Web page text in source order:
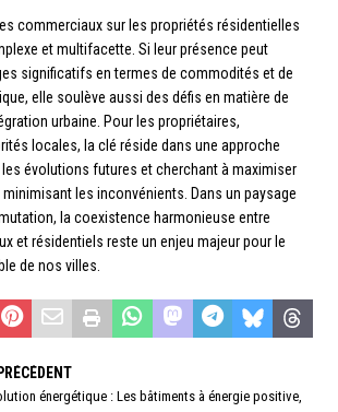
commerciaux sur les propriétés résidentielles
et multifacette. Si leur présence peut
significatifs en termes de commodités et de
elle soulève aussi des défis en matière de
urbaine. Pour les propriétaires,
locales, la clé réside dans une approche
évolutions futures et cherchant à maximiser
les inconvénients. Dans un paysage
la coexistence harmonieuse entre
et résidentiels reste un enjeu majeur pour le
de nos villes.
PRÉCÉDENT
énergétique : Les bâtiments à énergie positive,